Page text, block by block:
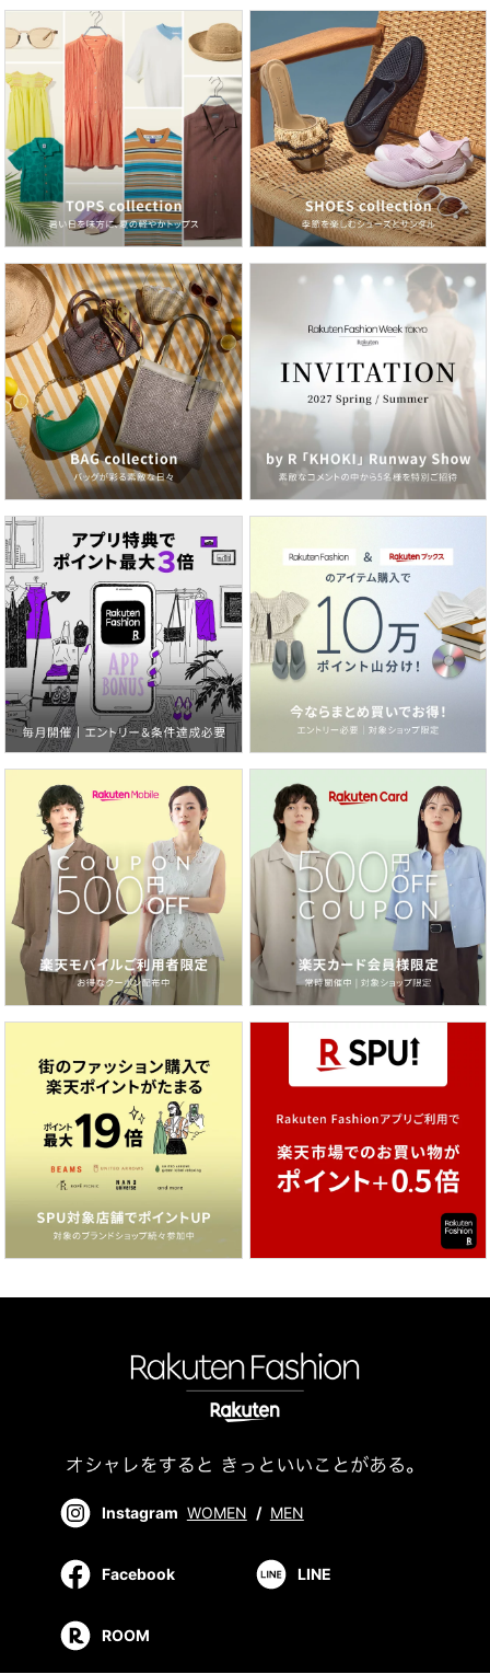
Instagram WOMEN / MEN
Facebook LINE
ROOM